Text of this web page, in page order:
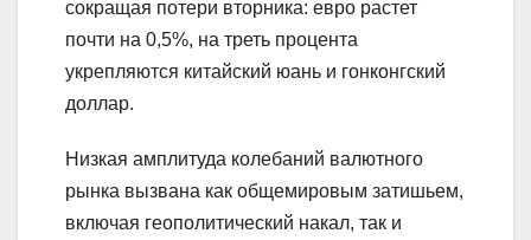
сокращая потери вторника: евро растет
почти на 0,5%, на треть процента
укрепляются китайский юань и гонконгский
доллар.
Низкая амплитуда колебаний валютного
рынка вызвана как общемировым затишьем,
включая геополитический накал, так и